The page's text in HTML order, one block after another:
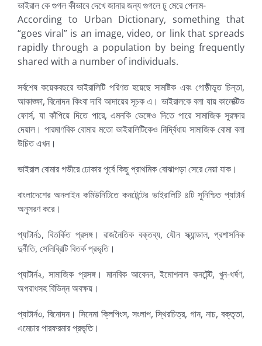
ভাইরাল কে গুগল কীভাবে দেখে জানার জন্য গুগলে ঢু মেরে পেলাম-
According to Urban Dictionary, something that
“goes viral” is an image, video, or link that spreads
rapidly through a population by being frequently
shared with a number of individuals.
সর্বশেষ কয়েকবছরে ভাইরালিটি পরিণত হয়েছে সামষ্টিক এবং গোষ্ঠীভূত চিন্তা,
আকাঙ্ক্ষা, বিনোদন কিংবা দাবি আদায়ের সূচক এ। ভাইরালকে বলা যায় কালেক্টিভ
ফোর্স, যা কাঁপিয়ে দিতে পারে, এমনকি ভেঙ্গেও দিতে পারে সামাজিক সুরক্ষার
দেয়াল। পারমাণবিক বোমার মতো ভাইরালিটিকেও নির্দ্বিধায় সামাজিক বোমা বলা
উচিত এখন।
ভাইরাল বোমার গভীরে ঢোকার পূর্বে কিছু প্রাথমিক বোঝাপড়া সেরে নেয়া যাক।
বাংলাদেশের অনলাইন কমিউনিটিতে কনটেন্টের ভাইরালিটি ৪টি সুনিশ্চিত প্যাটার্ন
অনুসরণ করে।
প্যাটার্ন১, বিতর্কিত প্রসঙ্গ। রাজনৈতিক বক্তব্য, যৌন স্ক্যান্ডাল, প্রশাসনিক
দুর্নীতি, সেলিব্রিটি বিতর্ক প্রভৃতি।
প্যাটার্ন২, সামাজিক প্রসঙ্গ। মানবিক আবেদন, ইমোশনাল কনটেন্ট, খুন-ধর্ষণ,
অপরাধসহ বিভিন্ন অবক্ষয়।
প্যাটার্ন৩, বিনোদন। সিনেমা ক্লিপিংস, সংলাপ, স্থিরচিত্র, গান, নাচ, বক্তৃতা,
এমেচার পারফরমার প্রভৃতি।